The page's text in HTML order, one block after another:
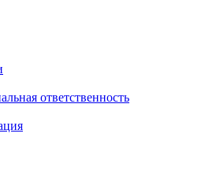
ответственность